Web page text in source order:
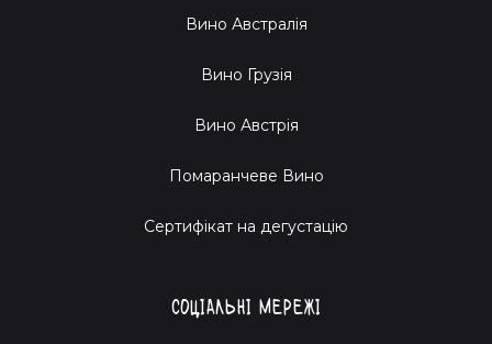
Вино Австралія
Вино Грузія
Вино Австрія
Помаранчеве Вино
Cертифікат на дегустацію
Соціальні мережі